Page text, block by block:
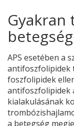
APS esetében a
antifoszfolipidek
foszfolipidek
antifoszfolipidek
kialakulásának
a betegség